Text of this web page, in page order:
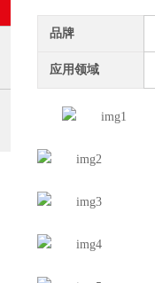
品牌
应用领域